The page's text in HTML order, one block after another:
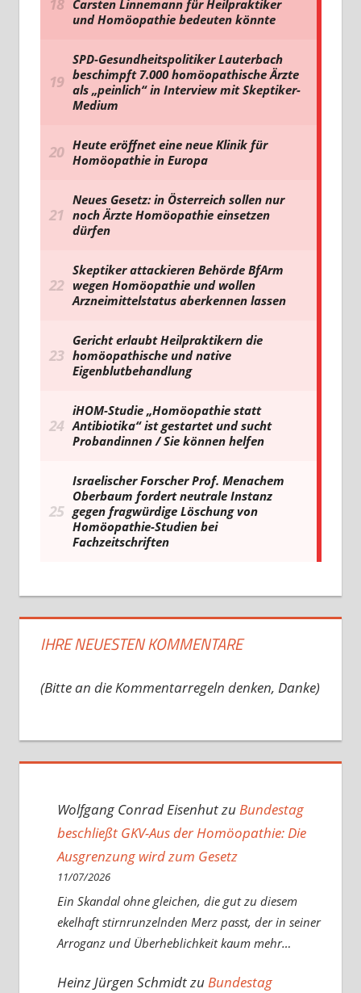
IHRE NEUESTEN KOMMENTARE
(Bitte an die Kommentarregeln denken, Danke)
Wolfgang Conrad EisenhutzuBundestag
beschließt GKV-Aus der Homöopathie: Die
Ausgrenzung wird zum Gesetz
11/07/2026
Ein Skandal ohne gleichen, die gut zu diesem
ekelhaft stirnrunzelnden Merz passt, der in seiner
Arroganz und Überheblichkeit kaum mehr…
Heinz Jürgen SchmidtzuBundestag